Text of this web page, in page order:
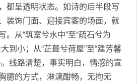
都呈透明状态。如诗的后半段写
装饰门面、迎接宾客的场面，就
。从“筑室兮水中”至“疏石兮为
到小；从“芷葺兮荷屋”至“建芳馨
线路清楚，事实明白，情感的宣
臆的方式，淋漓酣畅，无拘无